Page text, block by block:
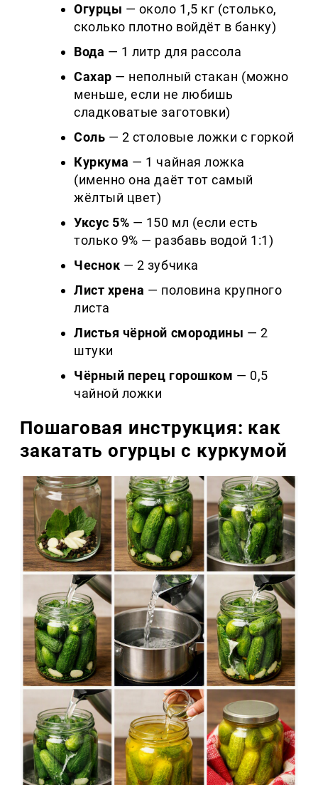
Огурцы — около 1,5 кг (столько,
сколько плотно войдёт в банку)
Вода — 1 литр для рассола
Сахар — неполный стакан (можно
меньше, если не любишь
сладковатые заготовки)
Соль — 2 столовые ложки с горкой
Куркума — 1 чайная ложка
(именно она даёт тот самый
жёлтый цвет)
Уксус 5% — 150 мл (если есть
только 9% — разбавь водой 1:1)
Чеснок — 2 зубчика
Лист хрена — половина крупного
листа
Листья чёрной смородины — 2
штуки
Чёрный перец горошком — 0,5
чайной ложки
Пошаговая инструкция: как
закатать огурцы с куркумой